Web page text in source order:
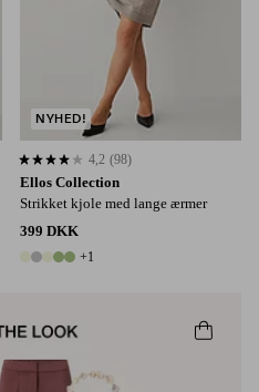
Ellos Collection
Strikket kjole med lange ærmer
399 DKK
6 farver
+1
4,2 baseret på 98 bedømmelser
4,2 (98)
NYHED!